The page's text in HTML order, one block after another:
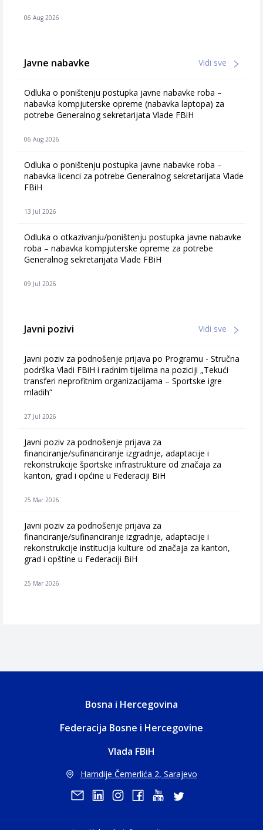
06 Aug 2026
Javne nabavke Vidi sve
Odluka o poništenju postupka javne nabavke roba –
nabavka kompjuterske opreme (nabavka laptopa) za
potrebe Generalnog sekretarijata Vlade FBiH
06 Aug 2026
Odluka o poništenju postupka javne nabavke roba –
nabavka licenci za potrebe Generalnog sekretarijata Vlade
FBiH
13 Jul 2026
Odluka o otkazivanju/poništenju postupka javne nabavke
roba – nabavka kompjuterske opreme za potrebe
Generalnog sekretarijata Vlade FBiH
09 Jul 2026
Javni pozivi Vidi sve
Javni poziv za podnošenje prijava po Programu - Stručna
podrška Vladi FBiH i radnim tijelima na poziciji „Tekući
transferi neprofitnim organizacijama – Sportske igre
mladih“
27 Jul 2026
Javni poziv za podnošenje prijava za
financiranje/sufinanciranje izgradnje, adaptacije i
rekonstrukcije športske infrastrukture od značaja za
kanton, grad i općine u Federaciji BiH
25 Mar 2026
Javni poziv za podnošenje prijava za
financiranje/sufinanciranje izgradnje, adaptacije i
rekonstrukcije institucija kulture od značaja za kanton,
grad i opštine u Federaciji BiH
25 Mar 2026
Bosna i Hercegovina
Federacija Bosne i Hercegovine
Vlada FBiH
Hamdije Čemerlića 2, Sarajevo